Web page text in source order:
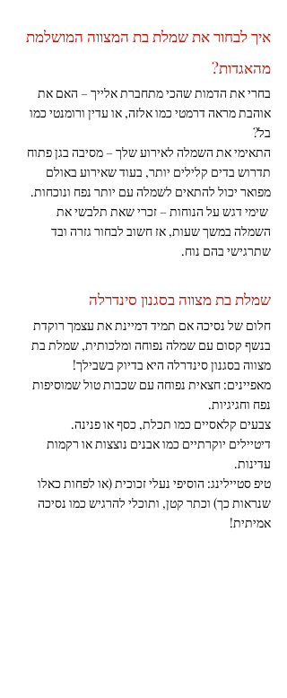
איך לבחור את שמלת בת המצווה המושלמת
מהאגדות?
בחרי את הדמות שהכי מתחברת אלייך – האם את
אוהבת מראה דרמטי כמו אלזה, או עדין ורומנטי כמו
בל?
התאימי את השמלה לאירוע שלך – מסיבה בגן פתוח
תדרוש בדים קלילים יותר, בעוד שאירוע באולם
מפואר יכול להתאים לשמלה עם יותר נפח ונוכחות.
שימי דגש על הנוחות – זכרי שאת תלבשי את
השמלה במשך שעות, אז חשוב לבחור גזרה ובד
שתרגישי בהם נוח.
שמלת בת מצווה בסגנון סינדרלה
חלום של נסיכה אם תמיד דמיינת את עצמך רוקדת
בנשף קסום עם שמלה נפוחה ומלכותית, שמלת בת
מצווה בסגנון סינדרלה היא בדיוק בשבילך!
מאפיינים: חצאית נפוחה עם שכבות טול שמוסיפות
נפח וחגיגיות.
צבעים קלאסיים כמו תכלת, כסף או פנינה.
דיטיילים יוקרתיים כמו אבנים נוצצות או רקמות
עדינות.
טיפ סטיילינג: הוסיפי נעלי זכוכית (או לפחות כאלו
שנראות כך) וכתר קטן, ותוכלי להרגיש כמו נסיכה
אמיתית!